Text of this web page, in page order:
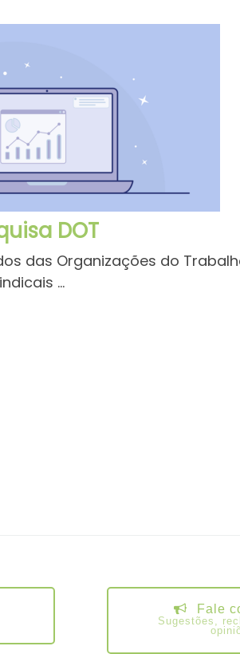
DOT
das Organizações do
...
Fale
Sugestões,